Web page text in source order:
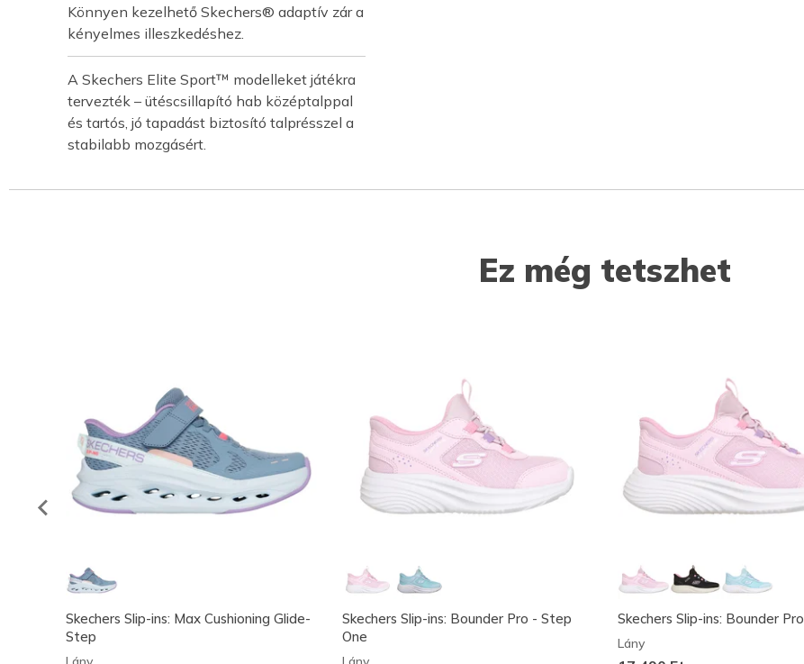
Könnyen kezelhető Skechers® adaptív zár a
kényelmes illeszkedéshez.
A Skechers Elite Sport™ modelleket játékra
tervezték – ütéscsillapító hab középtalppal
és tartós, jó tapadást biztosító talprésszel a
stabilabb mozgásért.
Ez még tetszhet
Skechers Slip-ins: Max Cushioning Glide-
Step
Skechers Slip-ins: Bounder Pro - Step
One
Skechers Slip-ins: Bounder Pro
Lány